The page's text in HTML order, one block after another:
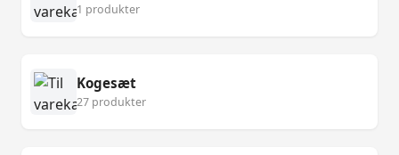
1 produkter
Kogesæt
27 produkter